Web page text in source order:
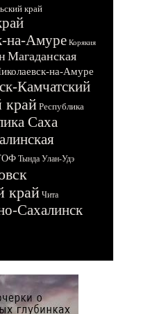
край
на-Амуре Корякия
Магаданская
на-Амуре
Камчатский
крайРеспублика
Саха
Тында Улан-Удэ
край Чита
Сахалинск